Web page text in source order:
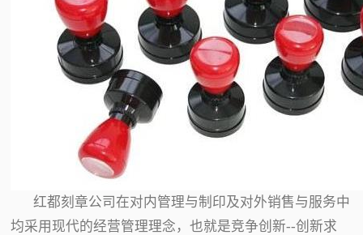
红都刻章公司在对内管理与制印及对外销售与服务中
均采用现代的经营管理理念，也就是竞争创新--创新求